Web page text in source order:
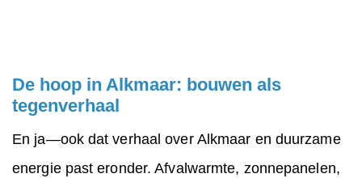
De hoop in Alkmaar: bouwen als
tegenverhaal
En ja—ook dat verhaal over Alkmaar en duurzame
energie past eronder. Afvalwarmte, zonnepanelen,